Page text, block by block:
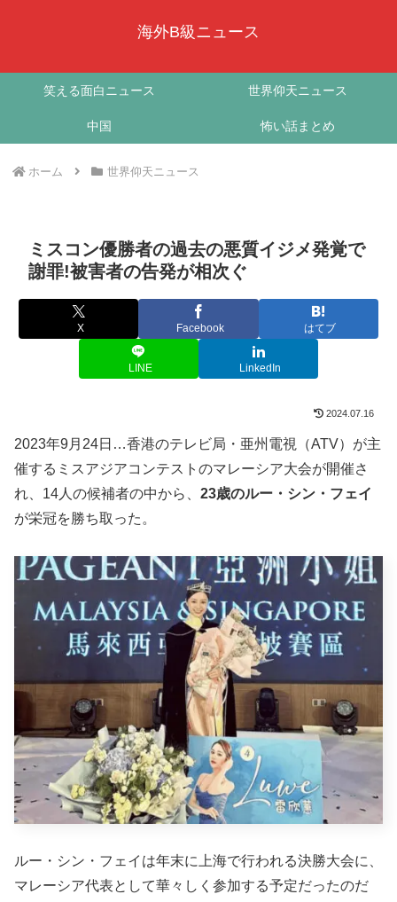
海外B級ニュース
笑える面白ニュース 世界仰天ニュース
中国 怖い話まとめ
ホーム 世界仰天ニュース
ミスコン優勝者の過去の悪質イジメ発覚で
謝罪!被害者の告発が相次ぐ
X Facebook はてブ
LINE LinkedIn
2024.07.16
2023年9月24日…香港のテレビ局・亜州電視（ATV）が主
催するミスアジアコンテストのマレーシア大会が開催さ
れ、14人の候補者の中から、 23歳のルー・シン・フェイ
が栄冠を勝ち取った。
ルー・シン・フェイは年末に上海で行われる決勝大会に、
マレーシア代表として華々しく参加する予定だったのだ